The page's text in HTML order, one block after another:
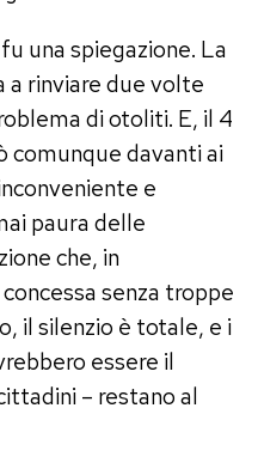
una spiegazione. La
rinviare due volte
di otoliti. E, il 4
comunque davanti ai
e
paura delle
che, in
senza troppe
il silenzio è totale, e i
essere il
– restano al